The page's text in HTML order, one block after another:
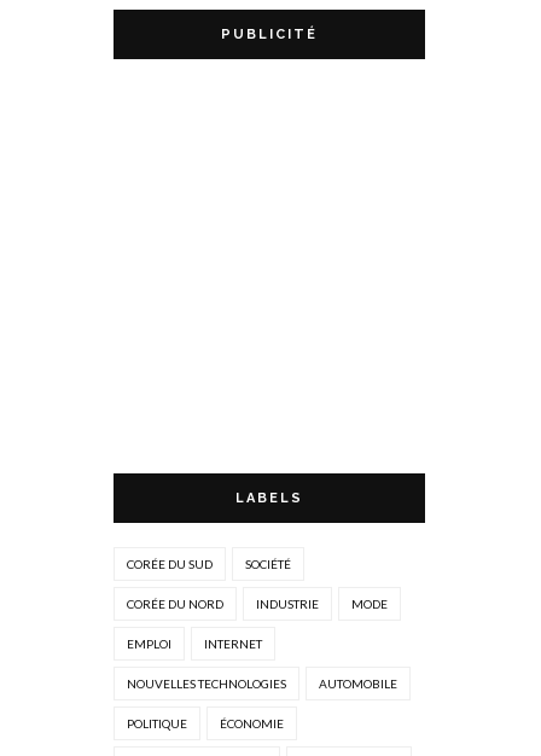
PUBLICITÉ
LABELS
CORÉE DU SUD SOCIÉTÉ
CORÉE DU NORD INDUSTRIE MODE
EMPLOI INTERNET
NOUVELLES TECHNOLOGIES AUTOMOBILE
POLITIQUE ÉCONOMIE